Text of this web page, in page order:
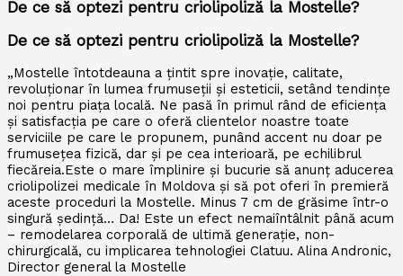
De ce să optezi pentru criolipoliză la Mostelle?
De ce să optezi pentru criolipoliză la Mostelle?
„Mostelle întotdeauna a țintit spre inovație, calitate,
revoluționar în lumea frumuseții și esteticii, setând tendințe
noi pentru piața locală. Ne pasă în primul rând de eficiența
și satisfacția pe care o oferă clientelor noastre toate
serviciile pe care le propunem, punând accent nu doar pe
frumusețea fizică, dar și pe cea interioară, pe echilibrul
fiecăreia.Este o mare împlinire și bucurie să anunț aducerea
criolipolizei medicale în Moldova și să pot oferi în premieră
aceste proceduri la Mostelle. Minus 7 cm de grăsime într-o
singură ședință… Da! Este un efect nemaiîntâlnit până acum
– remodelarea corporală de ultimă generație, non-
chirurgicală, cu implicarea tehnologiei Clatuu. Alina Andronic,
Director general la Mostelle